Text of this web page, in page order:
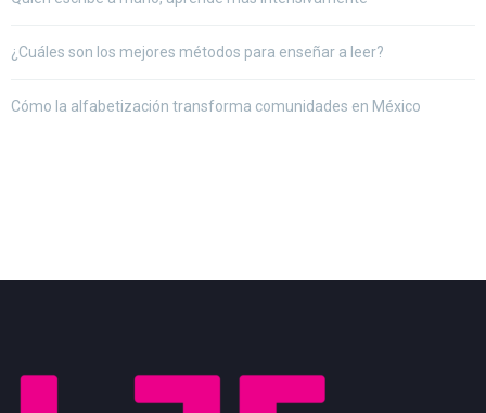
¿Cuáles son los mejores métodos para enseñar a leer?
Cómo la alfabetización transforma comunidades en México